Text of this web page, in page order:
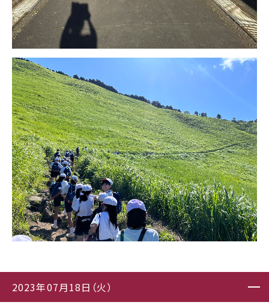
2023年07月18日（火）